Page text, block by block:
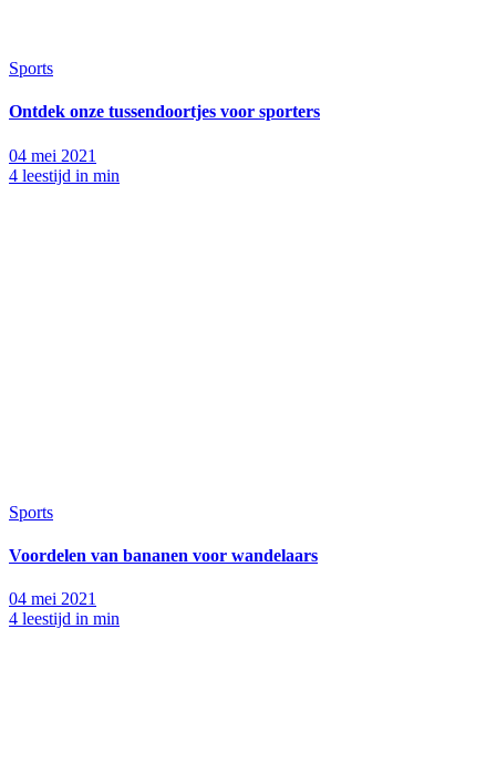
Sports
Ontdek onze tussendoortjes voor sporters
04 mei 2021
4 leestijd in min
Sports
Voordelen van bananen voor wandelaars
04 mei 2021
4 leestijd in min